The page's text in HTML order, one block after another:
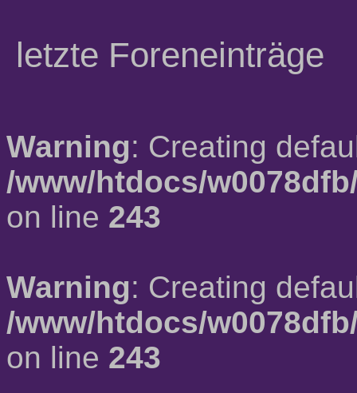
letzte Foreneinträge
Warning: Creating
/www/htdocs/
on line 243
Warning: Creating
/www/htdocs/
on line 243